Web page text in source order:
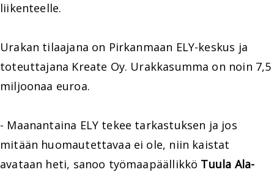
liikenteelle.
Urakan tilaajana on Pirkanmaan ELY-keskus ja
toteuttajana Kreate Oy. Urakkasumma on noin 7,5
miljoonaa euroa.
- Maanantaina ELY tekee tarkastuksen ja jos
mitään huomautettavaa ei ole, niin kaistat
avataan heti, sanoo työmaapäällikkö Tuula Ala-